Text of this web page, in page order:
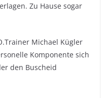
Zu Hause sogar
Michael Kügler
Komponente sich
den Buscheid